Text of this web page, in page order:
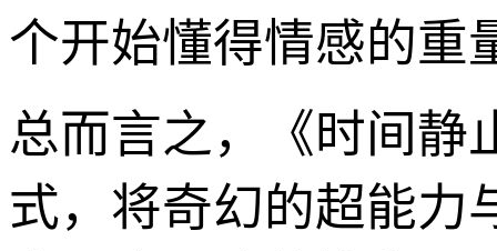
个开始懂得情感的重
总而言之，《时间静
式，将奇幻的超能力